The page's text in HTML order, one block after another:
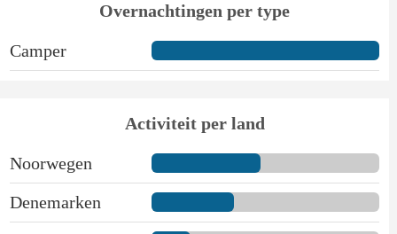
Overnachtingen per type
Camper
Activiteit per land
Noorwegen
Denemarken